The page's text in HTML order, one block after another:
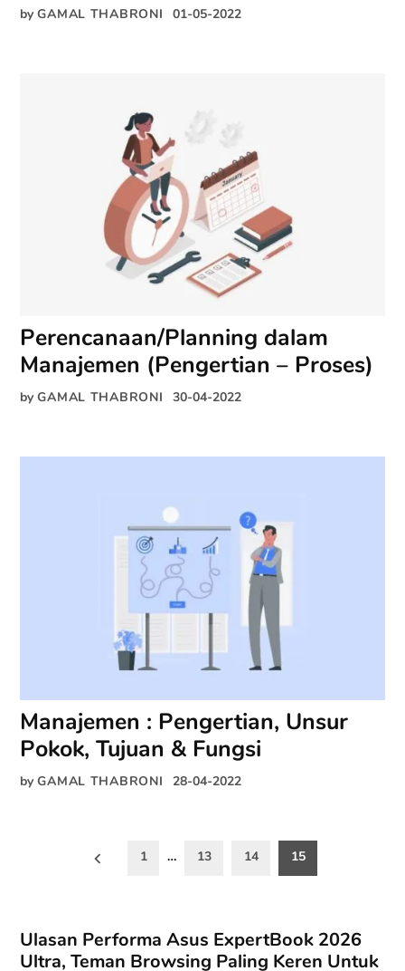
by GAMAL THABRONI 01-05-2022
Perencanaan/Planning dalam
Manajemen (Pengertian – Proses)
by GAMAL THABRONI 30-04-2022
Manajemen : Pengertian, Unsur
Pokok, Tujuan & Fungsi
by GAMAL THABRONI 28-04-2022
Paginasi
1 … 13 14 15
Ulasan Performa Asus ExpertBook 2026
Ultra, Teman Browsing Paling Keren Untuk